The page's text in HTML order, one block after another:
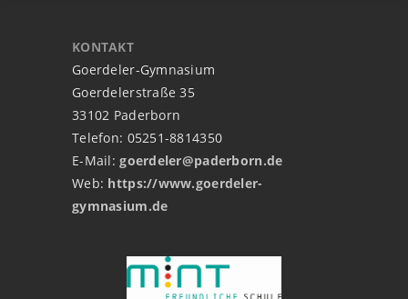
KONTAKT
Goerdeler-Gymnasium
Goerdelerstraße 35
33102 Paderborn
Telefon: 05251-8814350
E-Mail:goerdeler@paderborn.de
Web: https://www.goerdeler-
gymnasium.de